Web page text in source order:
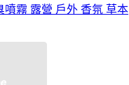
噴霧 露營 戶外 香氛 草本